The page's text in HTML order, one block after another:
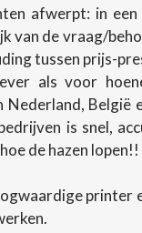
afwerpt: in
van de vraag/
tussen prijs-
als voor
België
is snel,
de hazen